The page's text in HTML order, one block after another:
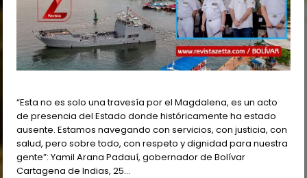
“Esta no es solo una travesía por el Magdalena, es un acto
de presencia del Estado donde históricamente ha estado
ausente. Estamos navegando con servicios, con justicia, con
salud, pero sobre todo, con respeto y dignidad para nuestra
gente”: Yamil Arana Padauí, gobernador de Bolívar
Cartagena de Indias, 25…